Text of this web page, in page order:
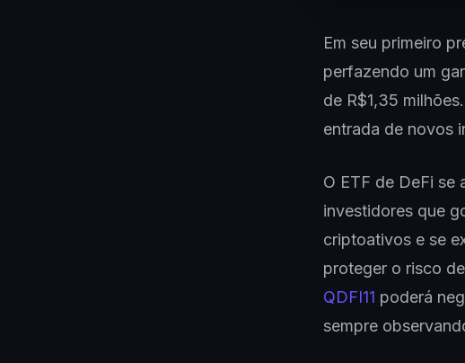
Em seu primeiro
perfazendo um
de R$1,35
entrada de novos
O ETF de DeFi se
investidores que
criptoativos e se
proteger o risco
QDFI11 poderá
sempre